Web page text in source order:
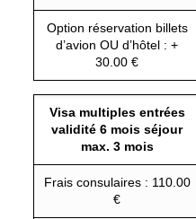
Option réservation billets
d’avion OU d’hôtel : +
30.00 €
Visa multiples entrées
validité 6 mois séjour
max. 3 mois
Frais consulaires : 110.00
€